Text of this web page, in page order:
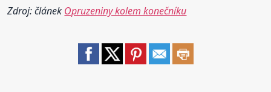
Zdroj: článek Opruzeniny kolem konečníku